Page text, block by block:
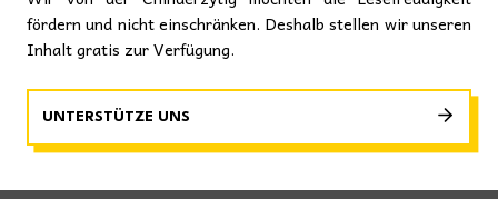
fördern und nicht einschränken. Deshalb stellen wir unseren
Inhalt gratis zur Verfügung.
UNTERSTÜTZE UNS